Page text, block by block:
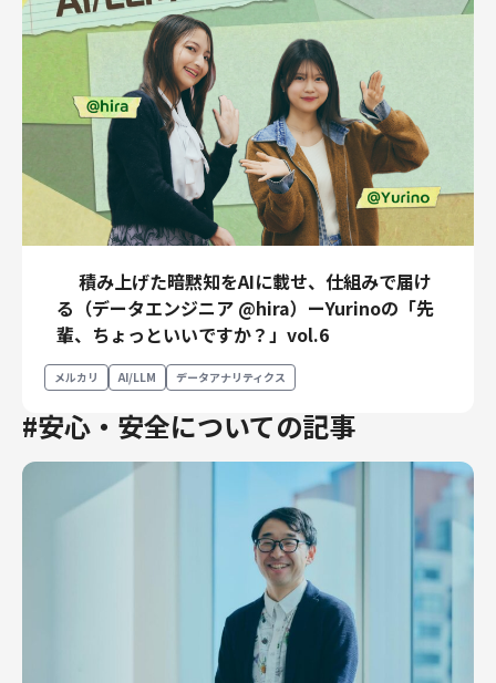
積み上げた暗黙知をAIに載せ、仕組みで届け
る（データエンジニア @hira）ーYurinoの「先
輩、ちょっといいですか？」vol.6
メルカリ AI/LLM データアナリティクス
#安心・安全についての記事